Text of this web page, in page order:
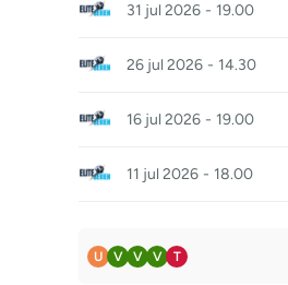
31 jul 2026 - 19.00
26 jul 2026 - 14.30
16 jul 2026 - 19.00
11 jul 2026 - 18.00
U V V V T